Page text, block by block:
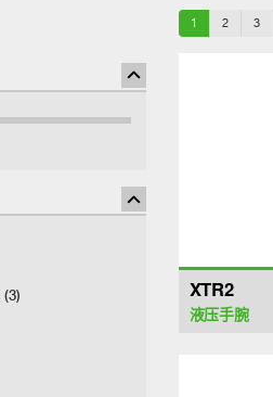
(3)
1 2 3
XTR2
液压手腕